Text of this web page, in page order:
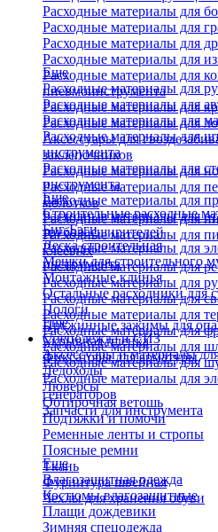
Расходные материалы для
Расходные материалы для
Расходные материалы для
Расходные материалы для
Расходные материалы для
пневмоинструмента
Расходные материалы для
Расходные материалы для
Аксессуары для
заклепочников
Расходные материалы для
Расходные материалы для
молотков
Расходные материалы для
Расходные материалы для
клеевых
Расходные материалы для
Расходные материалы для
Расходные материалы для
Расходные материалы для
Расходные материалы для
Расходные материалы для
Расходные материалы для
Расходные материалы для
генераторов
Запчасти для инструмента
Еще
Расходные материалы для
Расходные материалы для
Расходные материалы для
Расходные материалы для
инструмента
Расходные материалы для
инструмента
Расходные материалы для
Расходные материалы для
труборасширителей
Расходные материалы для
инструмента
Еще
Строительные расходные
Биг-Бэги
Леска строительная
Мешки для строительного
Монтажные клинья
Остальные расходники для
Пологи
Пружинные зажимы для
Укрывная пленка
Фиксаторы для арматуры
Еще
Спецодежда и СИЗ
Аксессуары и материалы
Ледоходы
Люверсы
Обтирочная ветошь
Подтяжки и помочи
Ременные ленты и стропы
Поясные ремни
Ткань
Фурнитура швейная
Чехлы для хранения обуви
Еще
Влагозащитная одежда
Костюмы влагозащитные
Плащи дождевики
Зимняя спецодежда